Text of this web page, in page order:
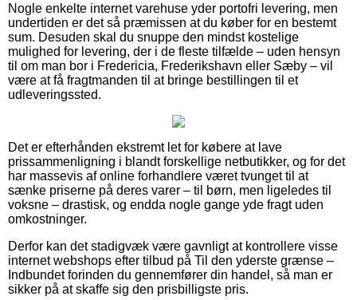
Nogle enkelte internet varehuse yder portofri levering, men
undertiden er det så præmissen at du køber for en bestemt
sum. Desuden skal du snuppe den mindst kostelige
mulighed for levering, der i de fleste tilfælde – uden hensyn
til om man bor i Fredericia, Frederikshavn eller Sæby – vil
være at få fragtmanden til at bringe bestillingen til et
udleveringssted.
Det er efterhånden ekstremt let for købere at lave
prissammenligning i blandt forskellige netbutikker, og for det
har massevis af online forhandlere været tvunget til at
sænke priserne på deres varer – til børn, men ligeledes til
voksne – drastisk, og endda nogle gange yde fragt uden
omkostninger.
Derfor kan det stadigvæk være gavnligt at kontrollere visse
internet webshops efter tilbud på Til den yderste grænse –
Indbundet forinden du gennemfører din handel, så man er
sikker på at skaffe sig den prisbilligste pris.